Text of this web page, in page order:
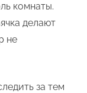
комнаты.
делают
не
за тем